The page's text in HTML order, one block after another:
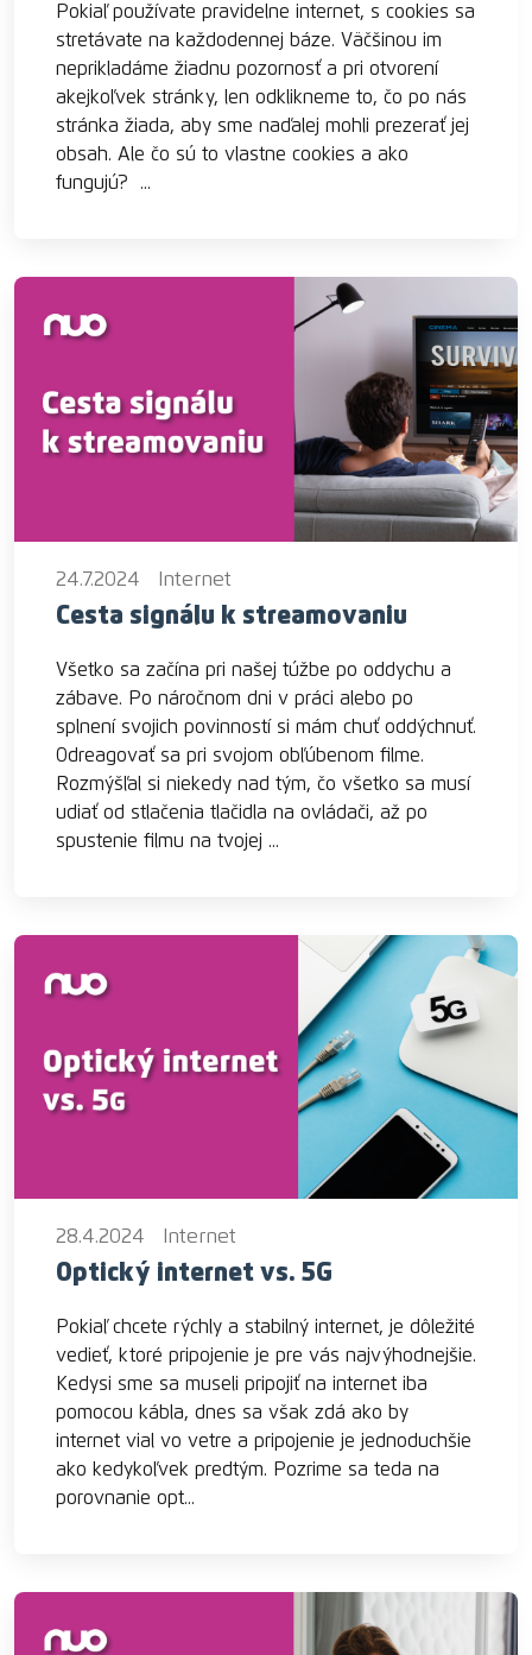
Pokiaľ používate pravidelne internet, s cookies sa
stretávate na každodennej báze. Väčšinou im
neprikladáme žiadnu pozornosť a pri otvorení
akejkoľvek stránky, len odklikneme to, čo po nás
stránka žiada, aby sme naďalej mohli prezerať jej
obsah. Ale čo sú to vlastne cookies a ako
fungujú? ...
24.7.2024 Internet
Cesta signálu k streamovaniu
Všetko sa začína pri našej túžbe po oddychu a
zábave. Po náročnom dni v práci alebo po
splnení svojich povinností si mám chuť oddýchnuť.
Odreagovať sa pri svojom obľúbenom filme.
Rozmýšľal si niekedy nad tým, čo všetko sa musí
udiať od stlačenia tlačidla na ovládači, až po
spustenie filmu na tvojej ...
28.4.2024 Internet
Optický internet vs. 5G
Pokiaľ chcete rýchly a stabilný internet, je dôležité
vedieť, ktoré pripojenie je pre vás najvýhodnejšie.
Kedysi sme sa museli pripojiť na internet iba
pomocou kábla, dnes sa však zdá ako by
internet vial vo vetre a pripojenie je jednoduchšie
ako kedykoľvek predtým. Pozrime sa teda na
porovnanie opt...